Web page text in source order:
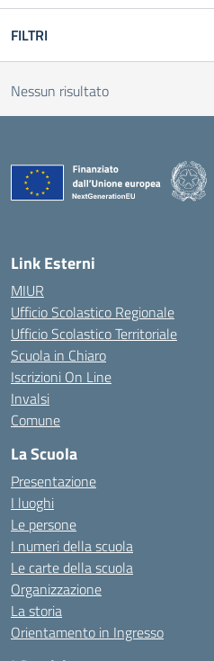
FILTRI
Nessun risultato
Link Esterni
MIUR
Ufficio Scolastico Regionale
Ufficio Scolastico Territoriale
Scuola in Chiaro
Iscrizioni On Line
Invalsi
Comune
La Scuola
Presentazione
I luoghi
Le persone
I numeri della scuola
Le carte della scuola
Organizzazione
La storia
Orientamento in Ingresso